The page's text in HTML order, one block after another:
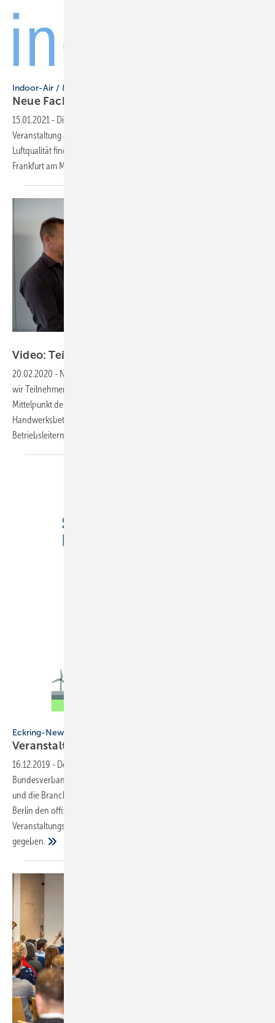
Indoor-Air / Messe Frankfurt GmbH
Neue Fachmesse für
15.01.2021 - Die Messe Frankfurt geht 2021 mit einer neuen
Veranstaltung an den Start: Die Indoor-Air, Fachmesse für Lüftung und
Luftqualität findet einmalig und physisch vom 8. bis 10. Juni 2021 in
Frankfurt am Main
Video: Teilnehmerbefragung FHD
20.02.2020 - Nach dem Forum Handwerk Digital am 07.11.2019 haben
wir Teilnehmer zu ihrer Meinung über die Veranstaltung befragt. Im
Mittelpunkt der Veranstaltung stand die Digitalisierung von
Handwerksbetrieben. Besucht wurde die Veranstaltung von
Betriebsleitern und Angestellten unterschiedlicher
Eckring-News
Veranstaltungen fürs
16.12.2019 - Der Zentralverband Sanitär Heizung Klima (ZVSHK), der
Bundesverband der Deutschen Heizungsindustrie (BDH), EEBUS, KNX
und die Branchen-Initiative Zukunft ERDGAS haben am Donnerstag in
Berlin den offiziellen Startschuss für ihre gemeinsame
Veranstaltungsreihe zum Thema „Smart Living im Heizungsmarkt“
gegeben.